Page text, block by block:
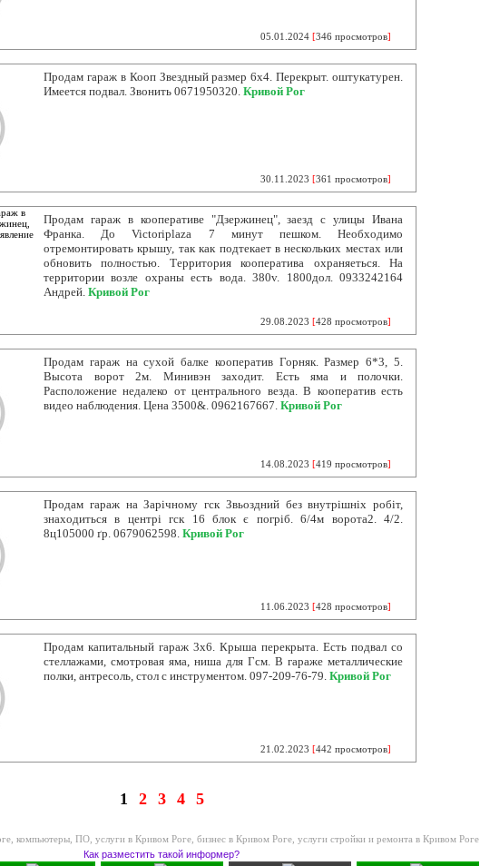
05.01.2024 [346 просмотров]
Продам гараж в Кооп Звездный размер 6х4. Перекрыт. оштукатурен.
Имеется подвал. Звонить 0671950320. Кривой Рог
30.11.2023 [361 просмотров]
Продам гараж в кооперативе "Дзержинец", заезд с улицы Ивана
Франка. До Victoriplaza 7 минут пешком. Необходимо
отремонтировать крышу, так как подтекает в нескольких местах или
обновить полностью. Территория кооператива охраняеться. На
территории возле охраны есть вода. 380v. 1800дол. 0933242164
Андрей. Кривой Рог
29.08.2023 [428 просмотров]
Продам гараж на сухой балке кооператив Горняк. Размер 6*3, 5.
Высота ворот 2м. Минивэн заходит. Есть яма и полочки.
Расположение недалеко от центрального везда. В кооператив есть
видео наблюдения. Цена 3500&. 0962167667. Кривой Рог
14.08.2023 [419 просмотров]
Продам гараж на Зарічному гск Звьоздний без внутрішніх робіт,
знаходиться в центрі гск 16 блок є погріб. 6/4м ворота2. 4/2.
8ц105000 ґр. 0679062598. Кривой Рог
11.06.2023 [428 просмотров]
Продам капитальный гараж 3х6. Крыша перекрыта. Есть подвал со
стеллажами, смотровая яма, ниша для Гсм. В гараже металлические
полки, антресоль, стол с инструментом. 097-209-76-79. Кривой Рог
21.02.2023 [442 просмотров]
1 2 3 4 5
компьютеры, ПО, услуги в Кривом Роге бизнес в Кривом Роге услуги стройки и ремонта в Кривом Роге
Как разместить такой информер?